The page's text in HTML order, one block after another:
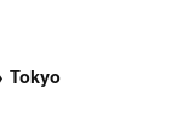
Tokyo